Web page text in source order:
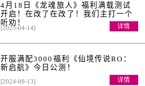
4月18日《龙魂旅人》福利满载测试
开启！在改了在改了！我们主打一个
听劝！
[2025-04-14] 详情
开服满配3000福利《仙境传说RO：
新启航》今日公测！
[2024-09-13] 详情